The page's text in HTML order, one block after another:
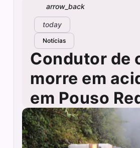
arrow_back
today
Notícias
Condutor de
morre em
em Pouso